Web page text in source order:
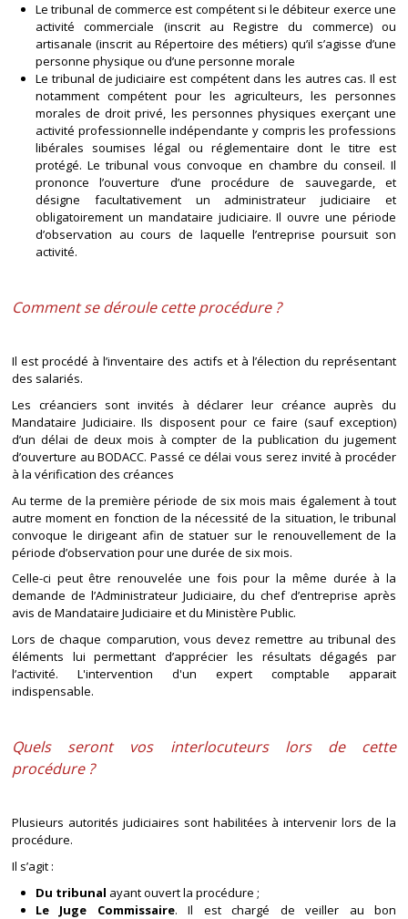
Le tribunal de commerce est compétent si le débiteur exerce une
activité commerciale (inscrit au Registre du commerce) ou
artisanale (inscrit au Répertoire des métiers) qu’il s’agisse d’une
personne physique ou d’une personne morale
Le tribunal de judiciaire est compétent dans les autres cas. Il est
notamment compétent pour les agriculteurs, les personnes
morales de droit privé, les personnes physiques exerçant une
activité professionnelle indépendante y compris les professions
libérales soumises légal ou réglementaire dont le titre est
protégé. Le tribunal vous convoque en chambre du conseil. Il
prononce l’ouverture d’une procédure de sauvegarde, et
désigne facultativement un administrateur judiciaire et
obligatoirement un mandataire judiciaire. Il ouvre une période
d’observation au cours de laquelle l’entreprise poursuit son
activité.
Comment se déroule cette procédure ?
Il est procédé à l’inventaire des actifs et à l’élection du représentant
des salariés.
Les créanciers sont invités à déclarer leur créance auprès du
Mandataire Judiciaire. Ils disposent pour ce faire (sauf exception)
d’un délai de deux mois à compter de la publication du jugement
d’ouverture au BODACC. Passé ce délai vous serez invité à procéder
à la vérification des créances
Au terme de la première période de six mois mais également à tout
autre moment en fonction de la nécessité de la situation, le tribunal
convoque le dirigeant afin de statuer sur le renouvellement de la
période d’observation pour une durée de six mois.
Celle-ci peut être renouvelée une fois pour la même durée à la
demande de l’Administrateur Judiciaire, du chef d’entreprise après
avis de Mandataire Judiciaire et du Ministère Public.
Lors de chaque comparution, vous devez remettre au tribunal des
éléments lui permettant d’apprécier les résultats dégagés par
l’activité. L'intervention d'un expert comptable apparait
indispensable.
Quels seront vos interlocuteurs lors de cette
procédure ?
Plusieurs autorités judiciaires sont habilitées à intervenir lors de la
procédure.
Il s’agit :
Du tribunal ayant ouvert la procédure ;
Le Juge Commissaire. Il est chargé de veiller au bon